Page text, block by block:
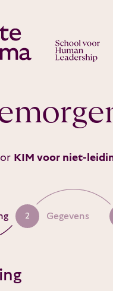
KIM voor niet-
2 Gegevens